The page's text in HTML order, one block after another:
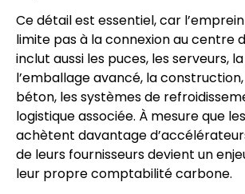
Ce détail est essentiel, car
limite pas à la connexion au centre
inclut aussi les puces, les serveurs,
l’emballage avancé, la construction,
béton, les systèmes de
logistique associée. À mesure que
achètent davantage
de leurs fournisseurs devient un
leur propre comptabilité carbone.